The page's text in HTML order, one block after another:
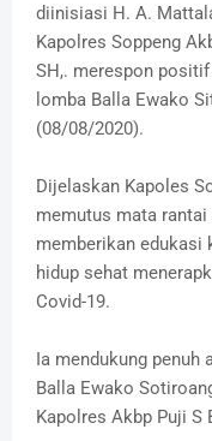
diinisiasi H. A.
Kapolres Soppeng
SH,. merespon
lomba Balla Ewako
(08/08/2020).
Dijelaskan Kapoles
memutus mata rantai
memberikan edukasi
hidup sehat
Covid-19.
Ia mendukung penuh
Balla Ewako
Kapolres Akbp Puji S